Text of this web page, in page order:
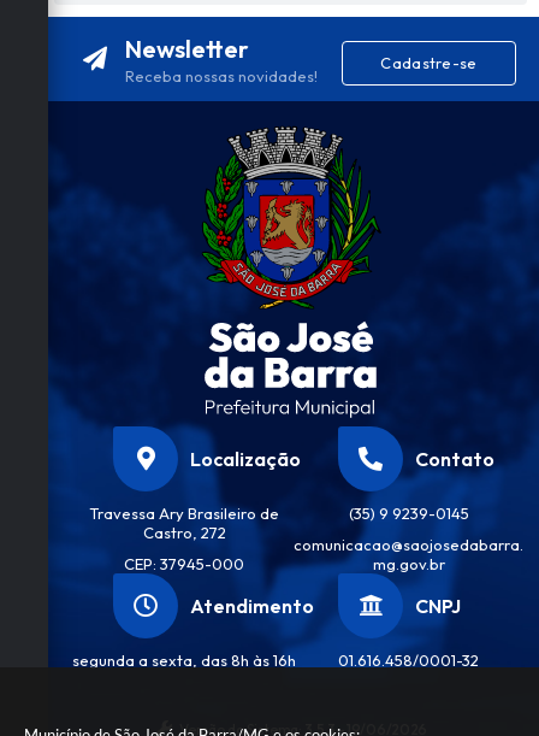
Newsletter
Receba nossas novidades!
Cadastre-se
Localização
Travessa Ary Brasileiro de
Castro, 272
CEP: 37945-000
Contato
(35) 9 9239-0145
comunicacao@saojosedabarra.
mg.gov.br
Atendimento
segunda a sexta, das 8h às 16h
CNPJ
01.616.458/0001-32
Versão do Sistema: 3.5.3 - 19/06/2026